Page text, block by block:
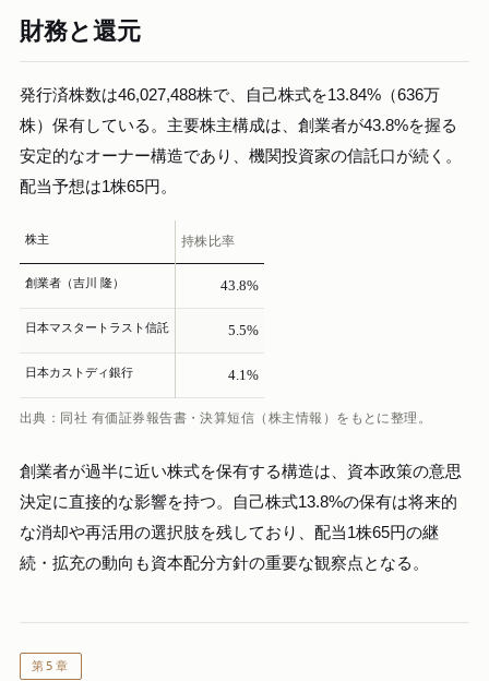
財務と還元
発行済株数は46,027,488株で、自己株式を13.84%（636万
株）保有している。主要株主構成は、創業者が43.8%を握る
安定的なオーナー構造であり、機関投資家の信託口が続く。
配当予想は1株65円。
株主 持株比率
創業者（吉川 隆） 43.8%
日本マスタートラスト信託 5.5%
日本カストディ銀行 4.1%
出典：同社 有価証券報告書・決算短信（株主情報）をもとに整理。
創業者が過半に近い株式を保有する構造は、資本政策の意思
決定に直接的な影響を持つ。自己株式13.8%の保有は将来的
な消却や再活用の選択肢を残しており、配当1株65円の継
続・拡充の動向も資本配分方針の重要な観察点となる。
第5章